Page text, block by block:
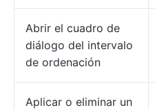
Abrir el cuadro de
diálogo del intervalo
de ordenación
Aplicar o eliminar un